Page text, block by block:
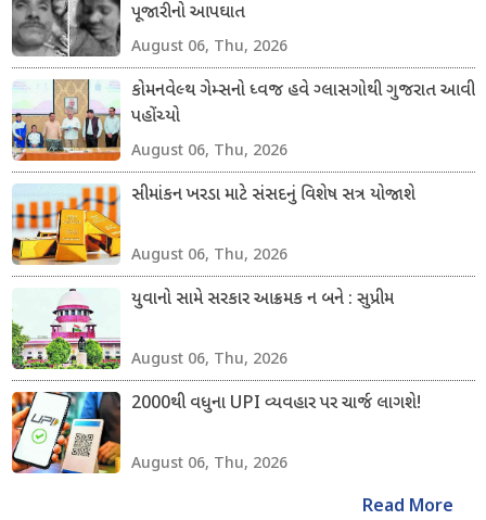
પૂજારીનો આપઘાત
August 06, Thu, 2026
કોમનવેલ્થ ગેમ્સનો ધ્વજ હવે ગ્લાસગોથી ગુજરાત આવી
પહોંચ્યો
August 06, Thu, 2026
સીમાંકન ખરડા માટે સંસદનું વિશેષ સત્ર યોજાશે
August 06, Thu, 2026
યુવાનો સામે સરકાર આક્રમક ન બને : સુપ્રીમ
August 06, Thu, 2026
2000થી વધુના UPI વ્યવહાર પર ચાર્જ લાગશે!
August 06, Thu, 2026
Read More